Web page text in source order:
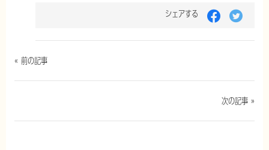
シェアする
« 前の記事
次の記事 »